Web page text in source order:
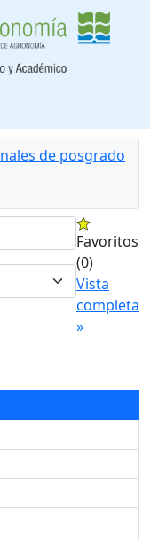
de posgrado
Favoritos
(0)
Vista
completa
»